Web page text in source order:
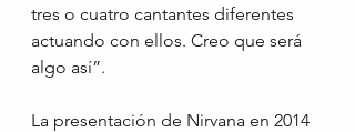
tres o cuatro cantantes diferentes
actuando con ellos. Creo que será
algo así”.
La presentación de Nirvana en 2014